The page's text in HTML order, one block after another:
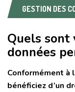
GESTION DES
Quels sont
données
Conformément à
bénéficiez d’un